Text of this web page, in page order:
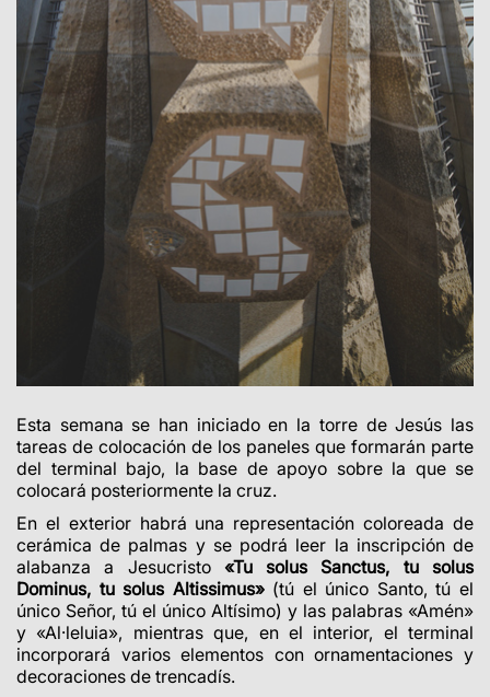
Esta semana se han iniciado en la torre de Jesús las
tareas de colocación de los paneles que formarán parte
del terminal bajo, la base de apoyo sobre la que se
colocará posteriormente la cruz.
En el exterior habrá una representación coloreada de
cerámica de palmas y se podrá leer la inscripción de
alabanza a Jesucristo «Tu solus Sanctus, tu solus
Dominus, tu solus Altissimus»(tú el único Santo, tú el
único Señor, tú el único Altísimo) y las palabras «Amén»
y «Al·leluia», mientras que, en el interior, el terminal
incorporará varios elementos con ornamentaciones y
decoraciones de trencadís.